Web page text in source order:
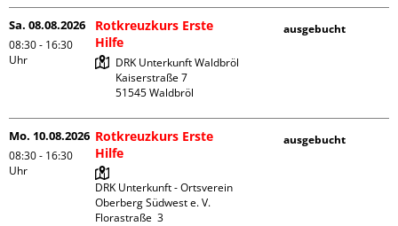
Sa. 08.08.2026
08:30 - 16:30
Uhr
Rotkreuzkurs Erste
Hilfe
DRK Unterkunft Waldbröl
Kaiserstraße 7
ausgebucht
Mo. 10.08.2026
08:30 - 16:30
Uhr
Rotkreuzkurs Erste
Hilfe
DRK Unterkunft - Ortsverein
Oberberg Südwest e. V.
Florastraße  3
ausgebucht